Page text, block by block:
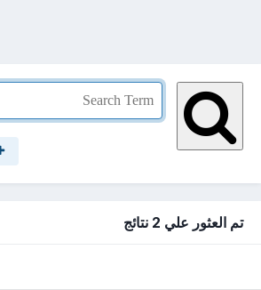
تم العثور علي 2 نتائج